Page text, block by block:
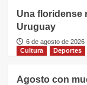
Una floridense
Uruguay
6 de agosto de 2026
Cultura
Deportes
Agosto con